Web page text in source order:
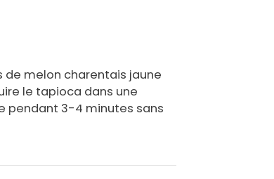
de melon charentais jaune
le tapioca dans une
pendant 3-4 minutes sans